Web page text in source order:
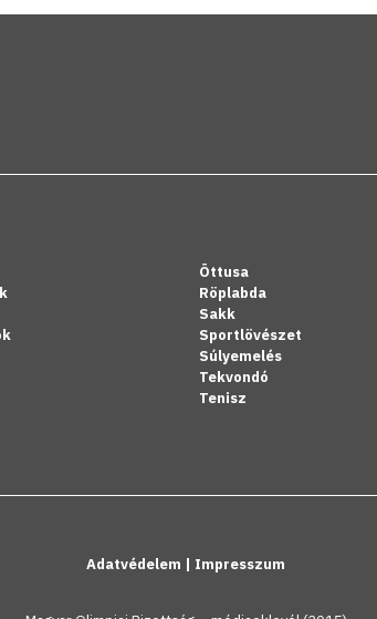
Öttusa
Röplabda
Sakk
Sportlövészet
Súlyemelés
Tekvondó
Tenisz
Adatvédelem | Impresszum